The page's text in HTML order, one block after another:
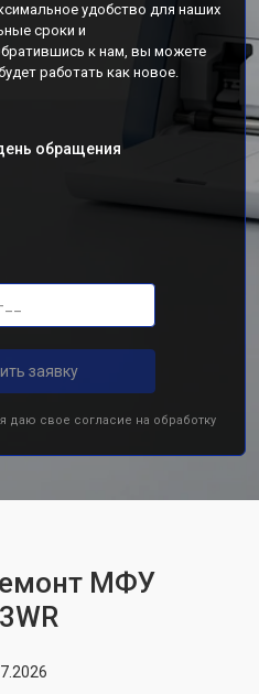
удобство для наших
сроки и
к нам, вы можете
работать как новое.
обращения
заявку
даю свое согласие на обработку
МФУ